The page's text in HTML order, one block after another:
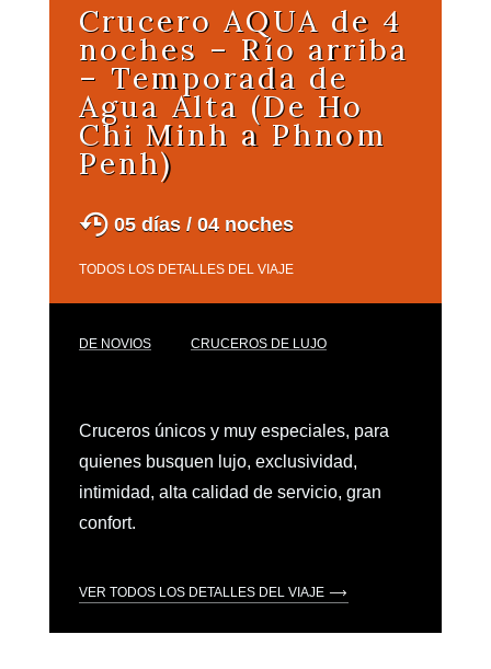
Crucero AQUA de 4
noches – Río arriba
– Temporada de
Agua Alta (De Ho
Chi Minh a Phnom
Penh)
05 días / 04 noches
TODOS LOS DETALLES DEL VIAJE
DE NOVIOS CRUCEROS DE LUJO
Cruceros únicos y muy especiales, para
quienes busquen lujo, exclusividad,
intimidad, alta calidad de servicio, gran
confort.
VER TODOS LOS DETALLES DEL VIAJE